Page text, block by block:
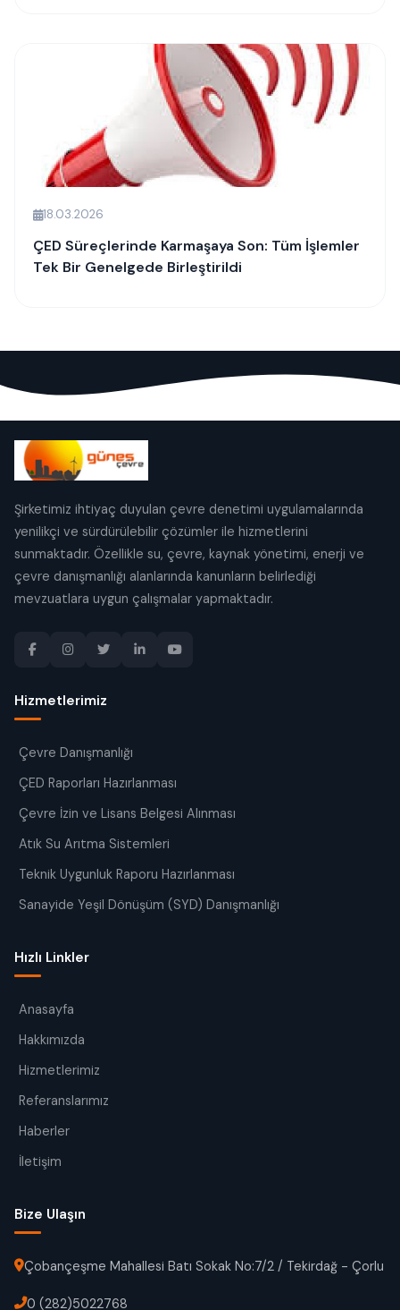
18.03.2026
ÇED Süreçlerinde Karmaşaya Son: Tüm İşlemler
Tek Bir Genelgede Birleştirildi
Şirketimiz ihtiyaç duyulan çevre denetimi uygulamalarında
yenilikçi ve sürdürülebilir çözümler ile hizmetlerini
sunmaktadır. Özellikle su, çevre, kaynak yönetimi, enerji ve
çevre danışmanlığı alanlarında kanunların belirlediği
mevzuatlara uygun çalışmalar yapmaktadır.
Hizmetlerimiz
Çevre Danışmanlığı
ÇED Raporları Hazırlanması
Çevre İzin ve Lisans Belgesi Alınması
Atık Su Arıtma Sistemleri
Teknik Uygunluk Raporu Hazırlanması
Sanayide Yeşil Dönüşüm (SYD) Danışmanlığı
Hızlı Linkler
Anasayfa
Hakkımızda
Hizmetlerimiz
Referanslarımız
Haberler
İletişim
Bize Ulaşın
Çobançeşme Mahallesi Batı Sokak No:7/2 / Tekirdağ - Çorlu
0 (282)5022768